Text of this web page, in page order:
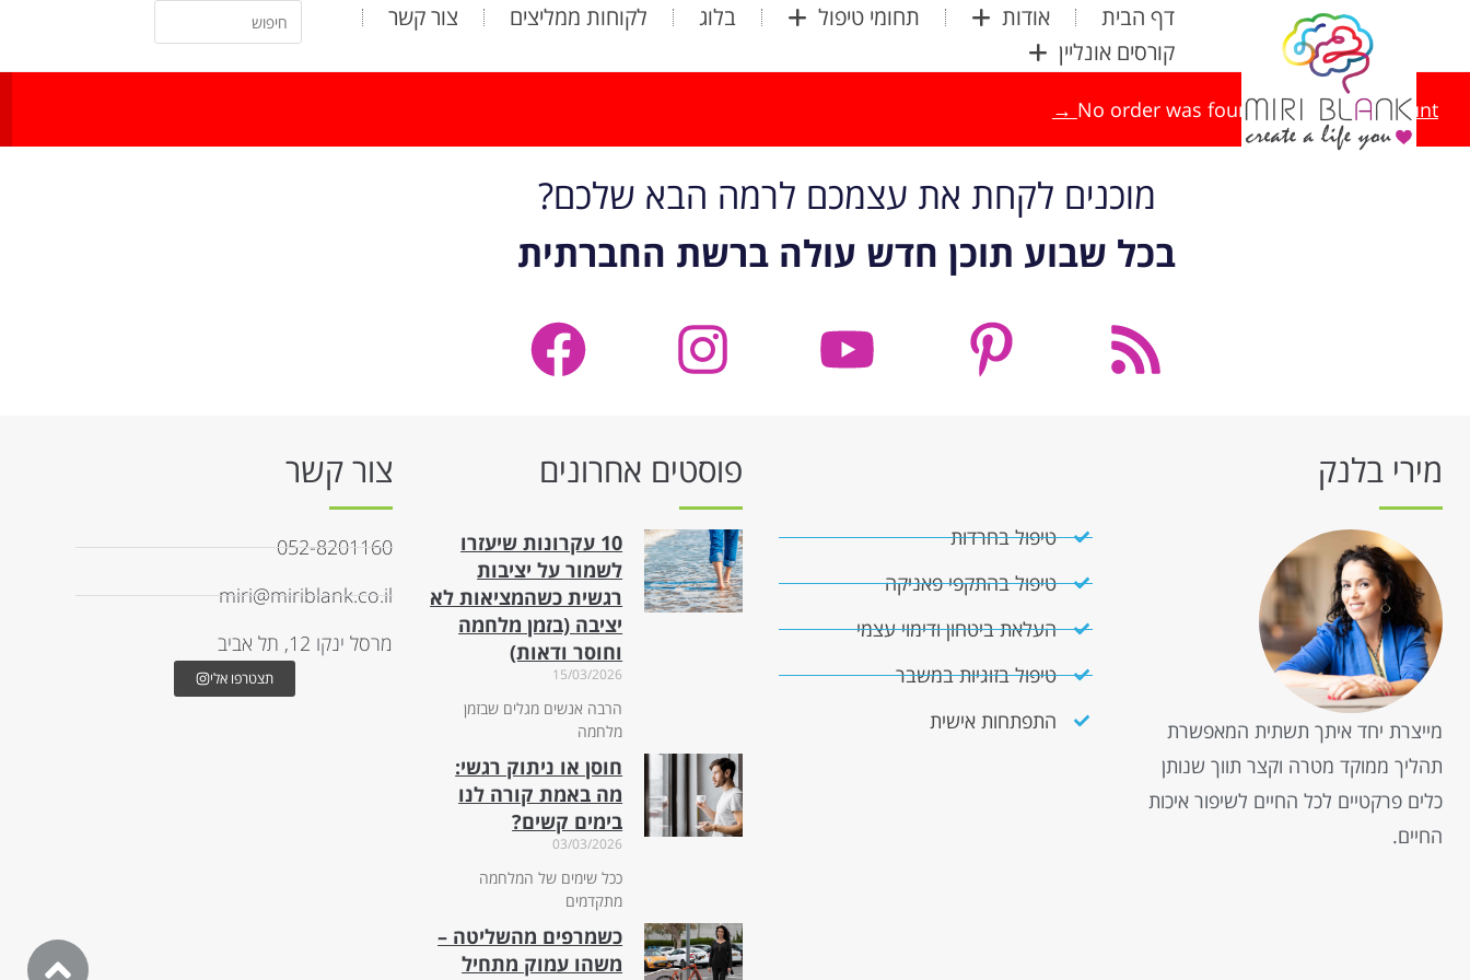
דף הבית אודות תחומי טיפול בלוג לקוחות ממליצים
צור קשר
קורסים אונליין
No order was found. Return to Account →
מוכנים לקחת את עצמכם לרמה הבא שלכם?
בכל שבוע תוכן חדש עולה ברשת החברתית
מירי בלנק
מייצרת יחד איתך תשתית המאפשרת
תהליך ממוקד מטרה וקצר תווך שנותן
כלים פרקטיים לכל החיים לשיפור איכות
החיים.
טיפול בחרדות
טיפול בהתקפי פאניקה
העלאת ביטחון ודימוי עצמי
טיפול בזוגיות במשבר
התפתחות אישית
פוסטים אחרונים
10 עקרונות שיעזרו
לשמור על יציבות
רגשית כשהמציאות לא
יציבה (בזמן מלחמה
וחוסר ודאות)
15/03/2026
הרבה אנשים מגלים שבזמן
מלחמה
חוסן או ניתוק רגשי:
מה באמת קורה לנו
בימים קשים?
03/03/2026
ככל שימים של המלחמה
מתקדמים
כשמרפים מהשליטה –
משהו עמוק מתחיל
צור קשר
052-8201160
miri@miriblank.co.il
מרסל ינקו 12, תל אביב
תצטרפו אלי